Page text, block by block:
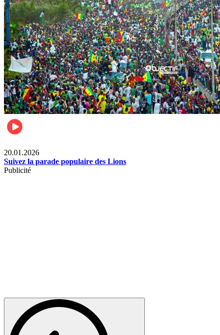
20.01.2026
Suivez la parade populaire des Lions
Publicité